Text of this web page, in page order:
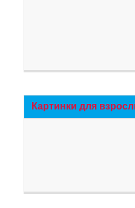
Картинки для